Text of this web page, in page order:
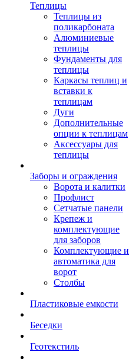
Теплицы
Теплицы из
поликарбоната
Алюминиевые
теплицы
Фундаменты для
теплицы
Каркасы теплиц и
вставки к
теплицам
Дуги
Дополнительные
опции к теплицам
Аксессуары для
теплицы
Заборы и ограждения
Ворота и калитки
Профлист
Сетчатые панели
Крепеж и
комплектующие
для заборов
Комплектующие и
автоматика для
ворот
Столбы
Пластиковые емкости
Беседки
Геотекстиль